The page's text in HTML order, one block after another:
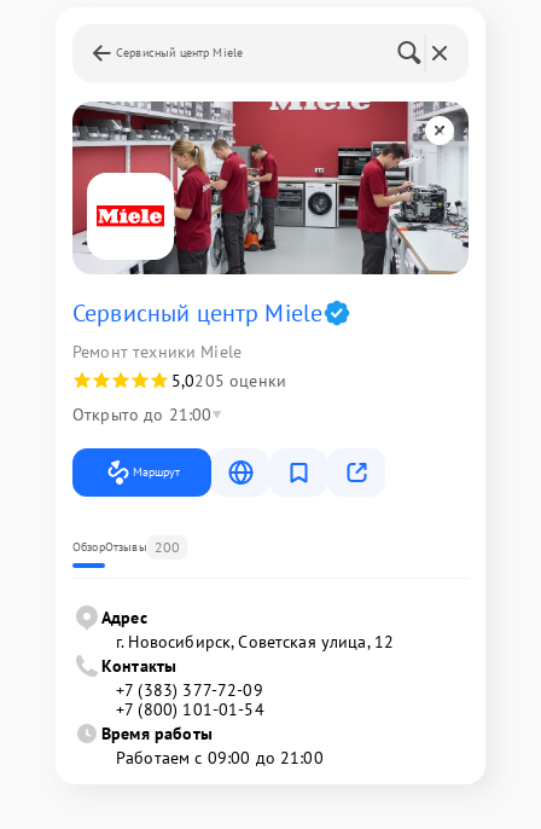
Сервисный центр Miele
Сервисный центр Miele
Ремонт техники Miele
5,0205 оценки
Открыто до 21:00
Маршрут
ОбзорОтзывы 200
Адрес
г. Новосибирск, Советская улица, 12
Контакты
+7 (383) 377-72-09
+7 (800) 101-01-54
Время работы
Работаем с 09:00 до 21:00